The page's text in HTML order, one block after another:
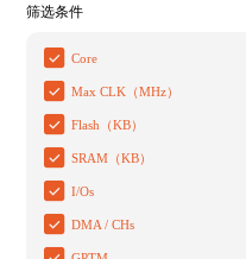
筛选条件
Core
Max CLK（MHz）
Flash（KB）
SRAM（KB）
I/Os
DMA / CHs